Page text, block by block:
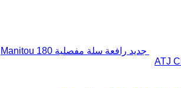
جديد رافعة سلة مفصلية Manitou 180
ATJ